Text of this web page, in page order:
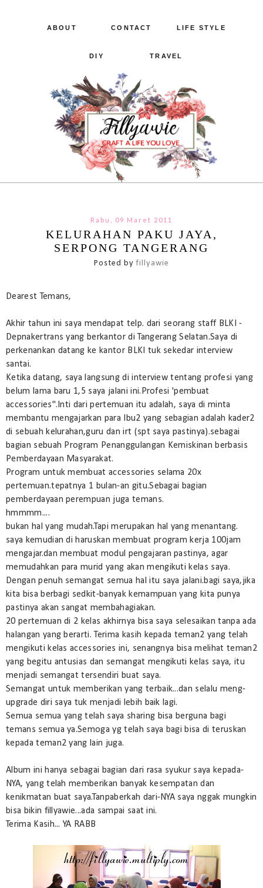
ABOUT CONTACT LIFE STYLE
DIY TRAVEL
Rabu, 09 Maret 2011
KELURAHAN PAKU JAYA,
SERPONG TANGERANG
Posted byfillyawie
Dearest Temans,
Akhir tahun ini saya mendapat telp. dari seorang staff BLKI -
Depnakertrans yang berkantor di Tangerang Selatan.Saya di
perkenankan datang ke kantor BLKI tuk sekedar interview
santai.
Ketika datang, saya langsung di interview tentang profesi yang
belum lama baru 1,5 saya jalani ini.Profesi 'pembuat
accessories".Inti dari pertemuan itu adalah, saya di minta
membantu mengajarkan para Ibu2 yang sebagian adalah kader2
di sebuah kelurahan,guru dan irt (spt saya pastinya).sebagai
bagian sebuah Program Penanggulangan Kemiskinan berbasis
Pemberdayaan Masyarakat.
Program untuk membuat accessories selama 20x
pertemuan.tepatnya 1 bulan-an gitu.Sebagai bagian
pemberdayaan perempuan juga temans.
hmmmm....
bukan hal yang mudah.Tapi merupakan hal yang menantang.
saya kemudian di haruskan membuat program kerja 100jam
mengajar.dan membuat modul pengajaran pastinya, agar
memudahkan para murid yang akan mengikuti kelas saya.
Dengan penuh semangat semua hal itu saya jalani.bagi saya,jika
kita bisa berbagi sedkit-banyak kemampuan yang kita punya
pastinya akan sangat membahagiakan.
20 pertemuan di 2 kelas akhirnya bisa saya selesaikan tanpa ada
halangan yang berarti. Terima kasih kepada teman2 yang telah
mengikuti kelas accessories ini, senangnya bisa melihat teman2
yang begitu antusias dan semangat mengikuti kelas saya, itu
menjadi semangat tersendiri buat saya.
Semangat untuk memberikan yang terbaik...dan selalu meng-
upgrade diri saya tuk menjadi lebih baik lagi.
Semua semua yang telah saya sharing bisa berguna bagi
temans semua ya.Semoga yg telah saya bagi bisa di teruskan
kepada teman2 yang lain juga.
Album ini hanya sebagai bagian dari rasa syukur saya kepada-
NYA, yang telah memberikan banyak kesempatan dan
kenikmatan buat saya.Tanpaberkah dari-NYA saya nggak mungkin
bisa bikin fillyawie...ada sampai saat ini.
Terima Kasih... YA RABB